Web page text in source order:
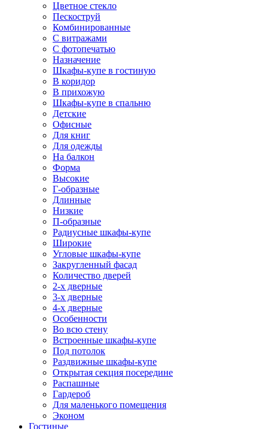
Цветное стекло
Пескоструй
Комбинированные
С витражами
С фотопечатью
Назначение
Шкафы-купе в гостиную
В коридор
В прихожую
Шкафы-купе в спальню
Детские
Офисные
Для книг
Для одежды
На балкон
Форма
Высокие
Г-образные
Длинные
Низкие
П-образные
Радиусные шкафы-купе
Широкие
Угловые шкафы-купе
Закругленный фасад
Количество дверей
2-х дверные
3-х дверные
4-х дверные
Особенности
Во всю стену
Встроенные шкафы-купе
Под потолок
Раздвижные шкафы-купе
Открытая секция посередине
Распашные
Гардероб
Для маленького помещения
Эконом
Гостиные